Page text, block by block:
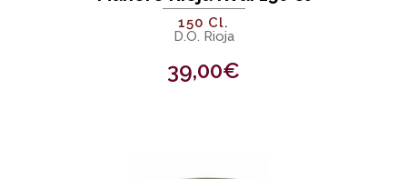
150 Cl.
D.O. Rioja
39,00€